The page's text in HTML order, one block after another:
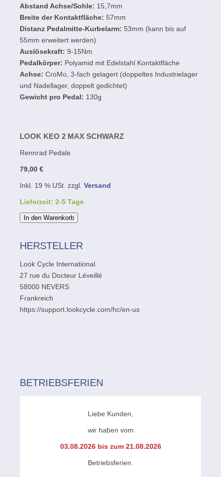
Abstand Achse/Sohle: 15,7mm
Breite der Kontaktfläche: 57mm
Distanz Pedalmitte-Kurbelarm: 53mm (kann bis auf
55mm erweitert werden)
Auslösekraft: 9-15Nm
Pedalkörper: Polyamid mit Edelstahl Kontaktfläche
Achse: CroMo, 3-fach gelagert (doppeltes Industrielager
und Nadellager, doppelt gedichtet)
Gewicht pro Pedal: 130g
LOOK KEO 2 MAX SCHWARZ
Rennrad Pedale
79,00 €
Inkl. 19 % USt. zzgl. Versand
Lieferzeit: 2-5 Tage
In den Warenkorb
HERSTELLER
Look Cycle International
27 rue du Docteur Léveillé
58000 NEVERS
Frankreich
https://support.lookcycle.com/hc/en-us
BETRIEBSFERIEN
Liebe Kunden,
wir haben vom
03.08.2026 bis zum 21.08.2026
Betriebsferien.